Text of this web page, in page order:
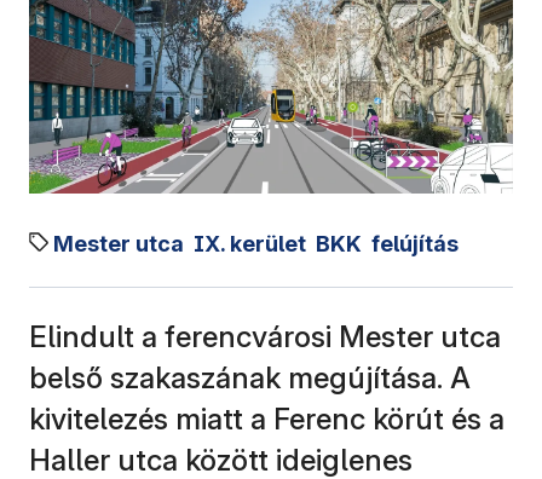
Mester utca IX. kerület BKK felújítás
Elindult a ferencvárosi Mester utca
belső szakaszának megújítása. A
kivitelezés miatt a Ferenc körút és a
Haller utca között ideiglenes